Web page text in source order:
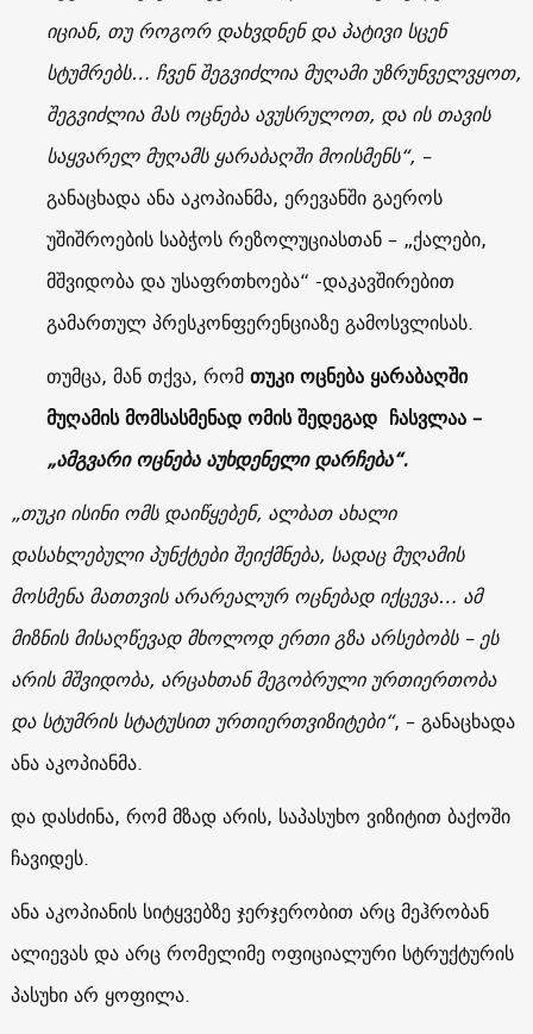
იციან, თუ როგორ დახვდნენ და პატივი სცენ
სტუმრებს… ჩვენ შეგვიძლია მუღამი უზრუნველვყოთ,
შეგვიძლია მას ოცნება ავუსრულოთ, და ის თავის
საყვარელ მუღამს ყარაბაღში მოისმენს“, –
განაცხადა ანა აკოპიანმა, ერევანში გაეროს
უშიშროების საბჭოს რეზოლუციასთან – „ქალები,
მშვიდობა და უსაფრთხოება“ -დაკავშირებით
გამართულ პრესკონფერენციაზე გამოსვლისას.
თუმცა, მან თქვა, რომთუკი ოცნება ყარაბაღში
მუღამის მომსასმენად ომის შედეგად ჩასვლაა –
„ამგვარი ოცნება აუხდენელი დარჩება“.
„თუკი ისინი ომს დაიწყებენ, ალბათ ახალი
დასახლებული პუნქტები შეიქმნება, სადაც მუღამის
მოსმენა მათთვის არარეალურ ოცნებად იქცევა… ამ
მიზნის მისაღწევად მხოლოდ ერთი გზა არსებობს – ეს
არის მშვიდობა, არცახთან მეგობრული ურთიერთობა
და სტუმრის სტატუსით ურთიერთვიზიტები“, – განაცხადა
ანა აკოპიანმა.
და დასძინა, რომ მზად არის, საპასუხო ვიზიტით ბაქოში
ჩავიდეს.
ანა აკოპიანის სიტყვებზე ჯერჯერობით არც მეჰრობან
ალიევას და არც რომელიმე ოფიციალური სტრუქტურის
პასუხი არ ყოფილა.